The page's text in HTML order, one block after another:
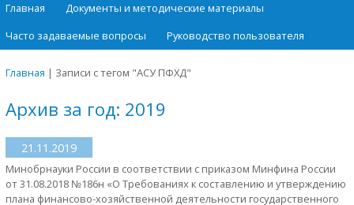
Главная
Документы и методические материалы
Часто задаваемые вопросы
Руководство пользователя
Главная | Записи с тегом "АСУ ПФХД"
Архив за год: 2019
21.11.2019
Минобрнауки России в соответствии с приказом Минфина России
от 31.08.2018 №186н «О Требованиях к составлению и утверждению
плана финансово-хозяйственной деятельности государственного